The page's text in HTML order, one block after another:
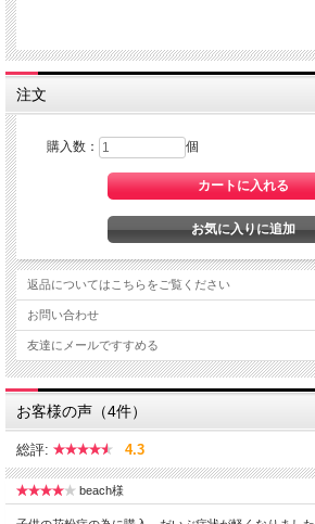
注文
購入数： 個
返品についてはこちらをご覧ください
お問い合わせ
友達にメールですすめる
お客様の声（4件）
総評: 4.3
beach様